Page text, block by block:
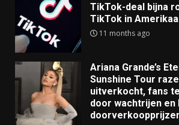
TikTok-deal bijna
TikTok in
11 months ago
Ariana Grande’s
Sunshine Tour
uitverkocht, fans
door wachtrijen en